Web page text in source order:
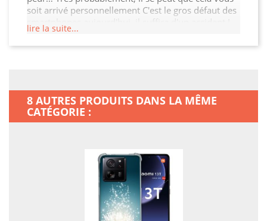
soit arrivé personnellement C'est le gros défaut des
smartphones aujourd'hui, il suffira d'un accident !
Cela va bien plus vite qu'on le pense : dans leur
première année d'utilisation, 10 % des téléphones
Renforcé Shatterproof, vous en faites beaucoup
plus pour votre téléphone ! Tout ce dont vous avez
besoin pour ne plus avoir d'angoisses nocturnes ! Il
autres… Prudence est mère de toutes les vertus.
lire la suite...
8 AUTRES PRODUITS DANS LA MÊME
CATÉGORIE :